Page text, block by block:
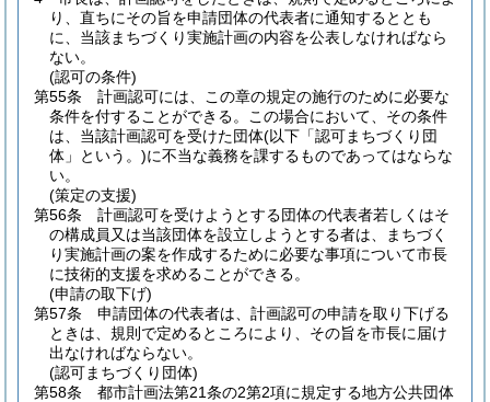
り、直ちにその旨を申請団体の代表者に通知するととも
に、当該まちづくり実施計画の内容を公表しなければなら
ない。
(認可の条件)
第55条
計画認可には、この章の規定の施行のために必要な
条件を付することができる。
この場合において、その条件
は、当該計画認可を受けた団体(以下「認可まちづくり団
体」という。)に不当な義務を課するものであってはならな
い。
(策定の支援)
第56条
計画認可を受けようとする団体の代表者若しくはそ
の構成員又は当該団体を設立しようとする者は、まちづく
り実施計画の案を作成するために必要な事項について市長
に技術的支援を求めることができる。
(申請の取下げ)
第57条
申請団体の代表者は、計画認可の申請を取り下げる
ときは、規則で定めるところにより、その旨を市長に届け
出なければならない。
(認可まちづくり団体)
第58条
都市計画法第21条の2第2項に規定する地方公共団体